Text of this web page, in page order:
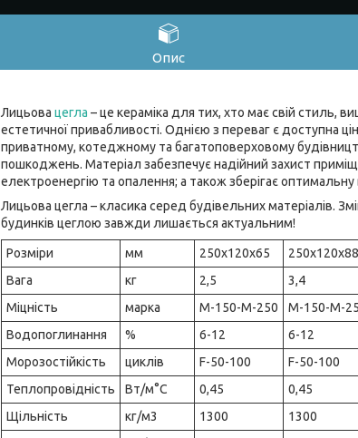
Опис
Лицьова цегла – це кераміка для тих, хто має свій стиль,
естетичної привабливості. Однією з переваг є доступна
приватному, котеджному та багатоповерховому
пошкоджень. Матеріал забезпечує надійний захист
електроенергію та опалення; а також зберігає
Лицьова цегла – класика серед будівельних матеріалів.
будинків цеглою завжди лишається актуальним!
Розміри мм 250х120х65 250х120х88
Вага
кг 2,5 3,4
Міцність
марка М-150-М-250 М-150-М-
Водопоглинання
% 6-12 6-12
Морозостійкість
циклів F-50-100 F-50-100
Теплопровідність
Вт/м°С 0,45 0,45
Щільність
кг/м3 1300 1300